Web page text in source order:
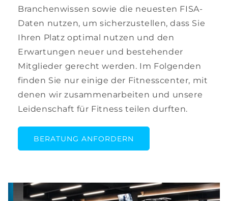
Branchenwissen sowie die neuesten FISA-
Daten nutzen, um sicherzustellen, dass Sie
Ihren Platz optimal nutzen und den
Erwartungen neuer und bestehender
Mitglieder gerecht werden. Im Folgenden
finden Sie nur einige der Fitnesscenter, mit
denen wir zusammenarbeiten und unsere
Leidenschaft für Fitness teilen durften.
BERATUNG ANFORDERN